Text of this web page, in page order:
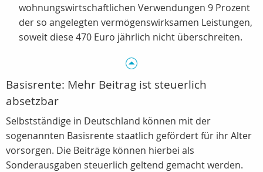
wohnungswirtschaftlichen Verwendungen 9 Prozent
der so angelegten vermögenswirksamen Leistungen,
soweit diese 470 Euro jährlich nicht überschreiten.
Basisrente: Mehr Beitrag ist steuerlich
absetzbar
Selbstständige in Deutschland können mit der
sogenannten Basisrente staatlich gefördert für ihr Alter
vorsorgen. Die Beiträge können hierbei als
Sonderausgaben steuerlich geltend gemacht werden.